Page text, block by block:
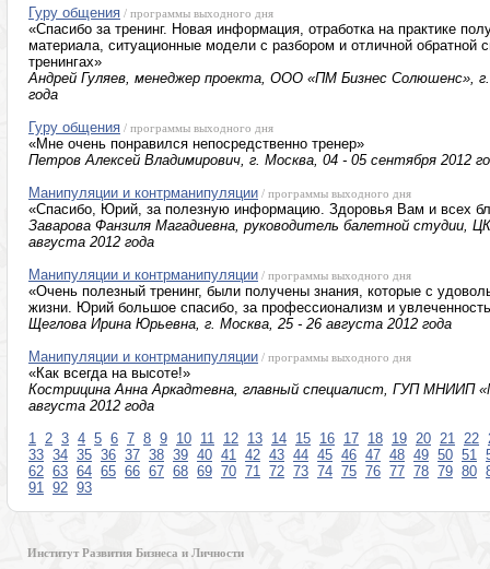
Гуру общения / программы выходного дня
«Спасибо за тренинг. Новая информация, отработка на практике
материала, ситуационные модели с разбором и отличной обратной
тренингах»
Андрей Гуляев, менеджер проекта, ООО «ПМ Бизнес Солюшенс»,
года
Гуру общения / программы выходного дня
«Мне очень понравился непосредственно тренер»
Петров Алексей Владимирович, г. Москва, 04 - 05 сентября 2012
Манипуляции и контрманипуляции / программы выходного дня
«Спасибо, Юрий, за полезную информацию. Здоровья Вам и всех
Заварова Фанзиля Магадиевна, руководитель балетной студии,
августа 2012 года
Манипуляции и контрманипуляции / программы выходного дня
«Очень полезный тренинг, были получены знания, которые с
жизни. Юрий большое спасибо, за профессионализм и
Щеглова Ирина Юрьевна, г. Москва, 25 - 26 августа 2012 года
Манипуляции и контрманипуляции / программы выходного дня
«Как всегда на высоте!»
Кострицина Анна Аркадтевна, главный специалист, ГУП МНИИП
августа 2012 года
1 2 3 4 5 6 7 8 9 10 11 12 13 14 15 16 17 18 19 20 21 22
33 34 35 36 37 38 39 40 41 42 43 44 45 46 47 48 49 50 51
62 63 64 65 66 67 68 69 70 71 72 73 74 75 76 77 78 79 80
91 92 93
Институт Развития Бизнеса и Личности